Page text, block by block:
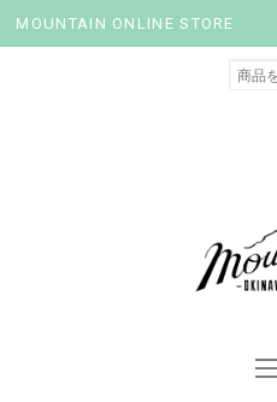
MOUNTAIN ONLINE STORE